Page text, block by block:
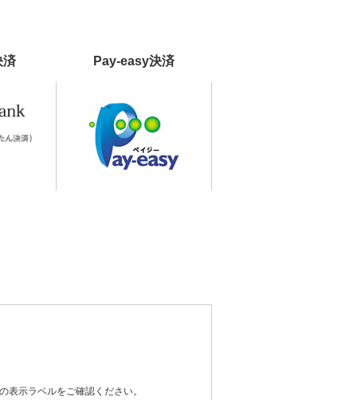
済 Pay-easy決済
示ラベルをご確認ください。